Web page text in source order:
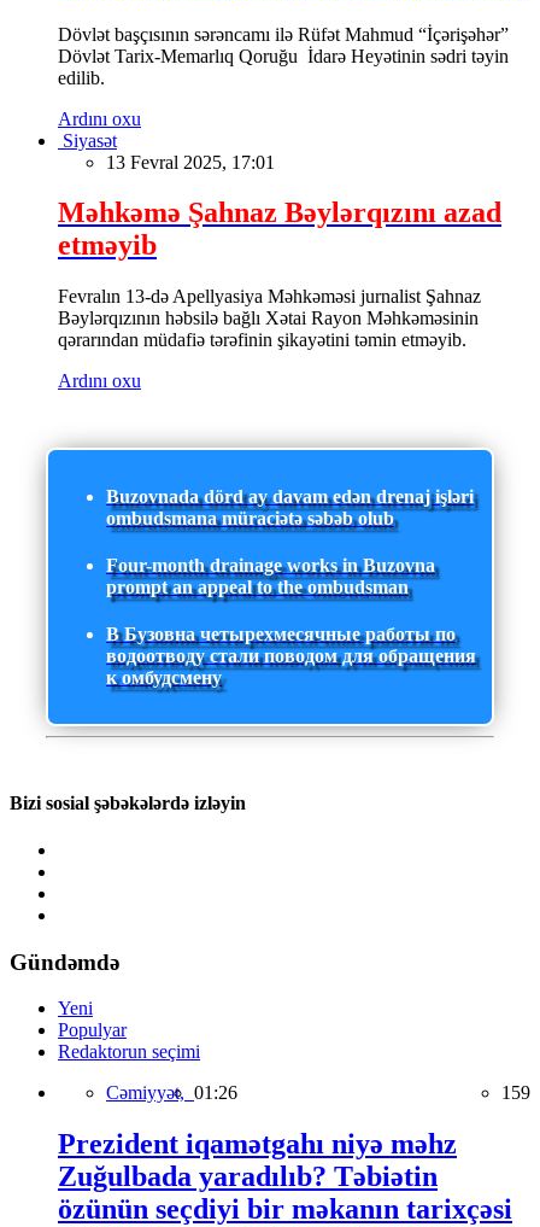
Dövlət başçısının sərəncamı ilə Rüfət Mahmud “İçərişəhər”
Dövlət Tarix-Memarlıq Qoruğu İdarə Heyətinin sədri təyin
edilib.
Ardını oxu
Siyasət
13 Fevral 2025, 17:01
Məhkəmə Şahnaz Bəylərqızını azad
etməyib
Fevralın 13-də Apellyasiya Məhkəməsi jurnalist Şahnaz
Bəylərqızının həbsilə bağlı Xətai Rayon Məhkəməsinin
qərarından müdafiə tərəfinin şikayətini təmin etməyib.
Ardını oxu
Buzovnada dörd ay davam edən drenaj işləri
ombudsmana müraciətə səbəb olub
Four-month drainage works in Buzovna
prompt an appeal to the ombudsman
В Бузовна четырехмесячные работы по
водоотводу стали поводом для обращения
к омбудсмену
Bizi sosial şəbəkələrdə izləyin
Gündəmdə
Yeni
Populyar
Redaktorun seçimi
Cəmiyyət, 01:26 159
Prezident iqamətgahı niyə məhz
Zuğulbada yaradılıb? Təbiətin
özünün seçdiyi bir məkanın tarixçəsi